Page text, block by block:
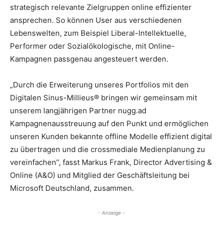
strategisch relevante Zielgruppen online effizienter
ansprechen. So können User aus verschiedenen
Lebenswelten, zum Beispiel Liberal-Intellektuelle,
Performer oder Sozialökologische, mit Online-
Kampagnen passgenau angesteuert werden.
„Durch die Erweiterung unseres Portfolios mit den
Digitalen Sinus-Millieus® bringen wir gemeinsam mit
unserem langjährigen Partner nugg.ad
Kampagnenausstreuung auf den Punkt und ermöglichen
unseren Kunden bekannte offline Modelle effizient digital
zu übertragen und die crossmediale Medienplanung zu
vereinfachen”, fasst Markus Frank, Director Advertising &
Online (A&O) und Mitglied der Geschäftsleitung bei
Microsoft Deutschland, zusammen.
- Anzeige -